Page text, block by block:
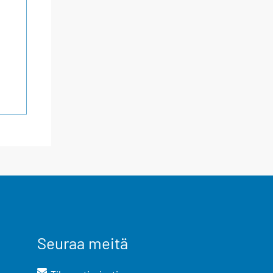
Seuraa meitä